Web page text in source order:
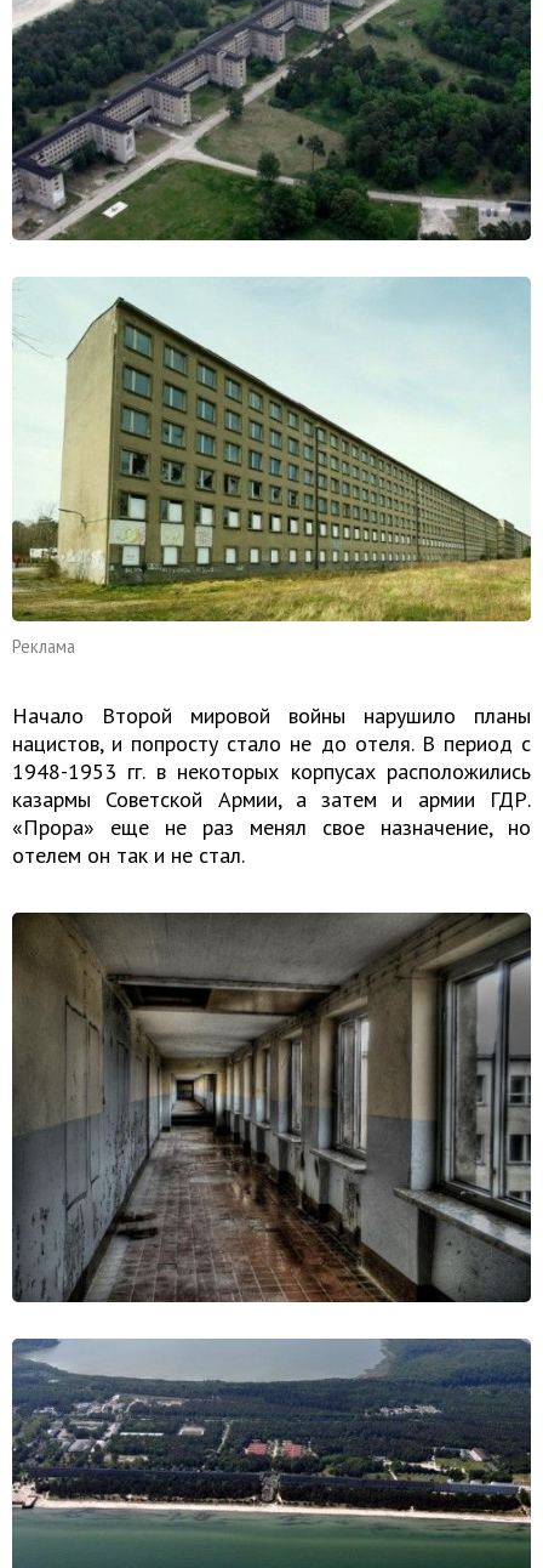
Реклама
Начало Второй мировой войны нарушило планы
нацистов, и попросту стало не до отеля. В период с
1948-1953 гг. в некоторых корпусах расположились
казармы Советской Армии, а затем и армии ГДР.
«Прора» еще не раз менял свое назначение, но
отелем он так и не стал.